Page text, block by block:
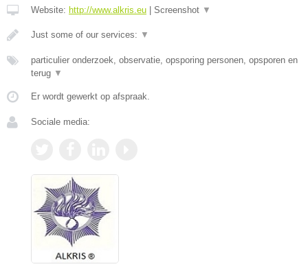
Website: http://www.alkris.eu Screenshot ▼
Just some of our services: ▼
particulier onderzoek, observatie, opsporing personen, opsporen en
terug ▼
Er wordt gewerkt op afspraak.
Sociale media: